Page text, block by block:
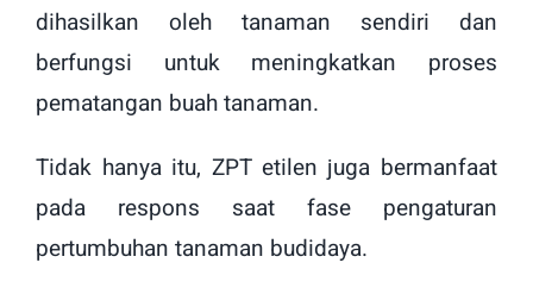
dihasilkan oleh tanaman sendiri dan
berfungsi untuk meningkatkan proses
pematangan buah tanaman.
Tidak hanya itu, ZPT etilen juga bermanfaat
pada respons saat fase pengaturan
pertumbuhan tanaman budidaya.